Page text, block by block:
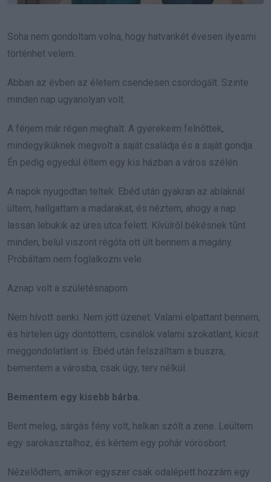
Soha nem gondoltam volna, hogy hatvankét évesen ilyesmi
történhet velem.
Abban az évben az életem csendesen csordogált. Szinte
minden nap ugyanolyan volt.
A férjem már régen meghalt. A gyerekeim felnőttek,
mindegyiküknek megvolt a saját családja és a saját gondja.
Én pedig egyedül éltem egy kis házban a város szélén.
A napok nyugodtan teltek. Ebéd után gyakran az ablaknál
ültem, hallgattam a madarakat, és néztem, ahogy a nap
lassan lebukik az üres utca felett. Kívülről békésnek tűnt
minden, belül viszont régóta ott ült bennem a magány.
Próbáltam nem foglalkozni vele.
Aznap volt a születésnapom.
Nem hívott senki. Nem jött üzenet. Valami elpattant bennem,
és hirtelen úgy döntöttem, csinálok valami szokatlant, kicsit
meggondolatlant is. Ebéd után felszálltam a buszra,
bementem a városba, csak úgy, terv nélkül.
Bementem egy kisebb bárba.
Bent meleg, sárgás fény volt, halkan szólt a zene. Leültem
egy sarokasztalhoz, és kértem egy pohár vörösbort.
Nézelődtem, amikor egyszer csak odalépett hozzám egy